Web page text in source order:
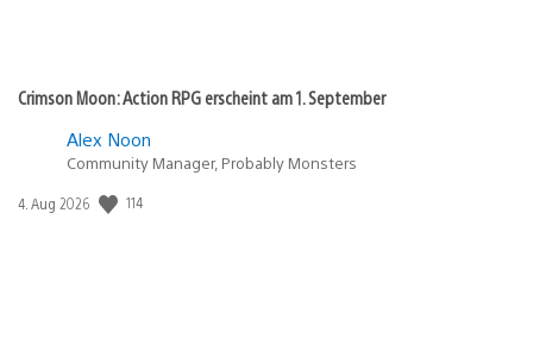
Crimson Moon: Action RPG erscheint am 1. September
Alex Noon
Community Manager, Probably Monsters
Veröffentlichungsdatum:
4. Aug 2026 114